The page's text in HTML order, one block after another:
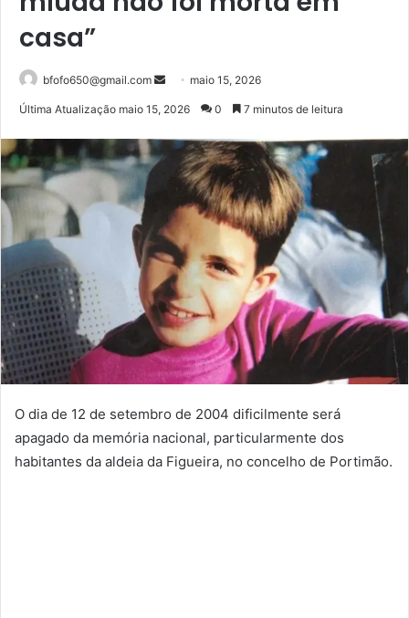
casa”
bfofo650@gmail.com
Mande
mail
maio 15, 2026
Última Atualização maio 15, 2026 0 7 minutos de leitura
O dia de 12 de setembro de 2004 dificilmente será
apagado da memória nacional, particularmente dos
habitantes da aldeia da Figueira, no concelho de Portimão.